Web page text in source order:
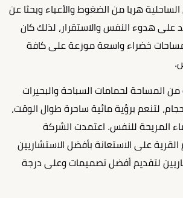
هربا من الضغوط والأعباء وبحثا عن
على هدوء النفس والاستقرار، لذلك كان
مساحات خضراء واسعة موزعة على كافة
المساحة لحمامات السباحة والبحيرات
لتنعم برؤية مائية ساحرة طوال الوقت،
المريحة للنفس. اعتمدت الشركة
على الاستعانة بأفضل الاستشاريين
لتقديم أفضل تصميمات وعلى درجة